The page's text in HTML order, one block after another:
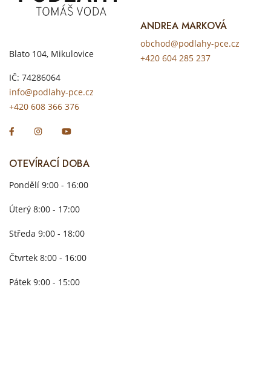
Blato 104, Mikulovice
IČ: 74286064
info@podlahy-pce.cz
+420 608 366 376
ANDREA MARKOVÁ
obchod@podlahy-pce.cz
+420 604 285 237
OTEVÍRACÍ DOBA
Pondělí 9:00 - 16:00
Úterý 8:00 - 17:00
Středa 9:00 - 18:00
Čtvrtek 8:00 - 16:00
Pátek 9:00 - 15:00